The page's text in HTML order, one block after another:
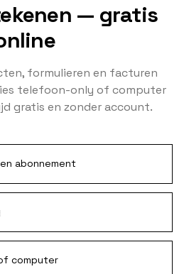
— gratis
formulieren en facturen
telefoon-only of computer
gratis en zonder account.
abonnement
computer